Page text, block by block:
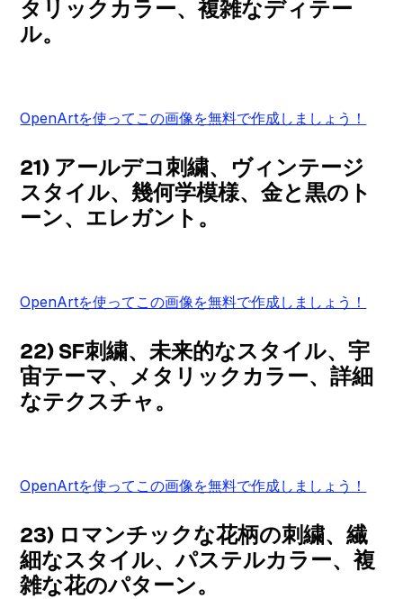
タリックカラー、複雑なディテー
ル。
OpenArtを使ってこの画像を無料で作成しましょう！
21) アールデコ刺繍、ヴィンテージ
スタイル、幾何学模様、金と黒のト
ーン、エレガント。
OpenArtを使ってこの画像を無料で作成しましょう！
22) SF刺繍、未来的なスタイル、宇
宙テーマ、メタリックカラー、詳細
なテクスチャ。
OpenArtを使ってこの画像を無料で作成しましょう！
23) ロマンチックな花柄の刺繍、繊
細なスタイル、パステルカラー、複
雑な花のパターン。